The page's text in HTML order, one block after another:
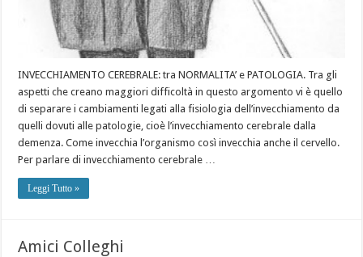
INVECCHIAMENTO CEREBRALE: tra NORMALITA’ e PATOLOGIA. Tra gli
aspetti che creano maggiori difficoltà in questo argomento vi è quello
di separare i cambiamenti legati alla fisiologia dell’invecchiamento da
quelli dovuti alle patologie, cioè l’invecchiamento cerebrale dalla
demenza. Come invecchia l’organismo così invecchia anche il cervello.
Per parlare di invecchiamento cerebrale …
Leggi Tutto »
Amici Colleghi